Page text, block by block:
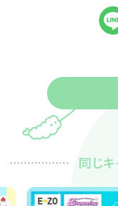
同じ